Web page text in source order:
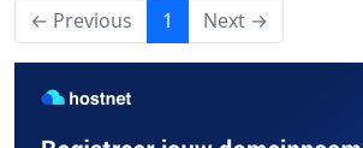
← Previous 1 (current)
Next →